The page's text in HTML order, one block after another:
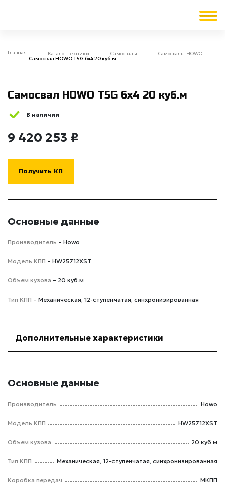
Главная Каталог техники Cамосвалы Самосвалы HOWO
Самосвал HOWO T5G 6x4 20 куб.м
Самосвал HOWO T5G 6x4 20 куб.м
В наличии
9 420 253 ₽
Получить КП
Основные данные
Производитель – Howo
Модель КПП – HW25712XST
Объем кузова – 20 куб.м
Тип КПП – Механическая, 12-ступенчатая, синхронизированная
Дополнительные характеристики
Основные данные
Производитель Howo
Модель КПП HW25712XST
Объем кузова 20 куб.м
Тип КПП Механическая, 12-ступенчатая, синхронизированная
Коробка передач МКПП